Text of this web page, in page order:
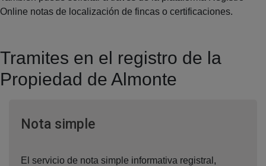
Online notas de localización de fincas o certificaciones.
Tramites en el registro de la
Propiedad de Almonte
Nota simpleVentana nueva
El servicio de nota simple informativa registral,